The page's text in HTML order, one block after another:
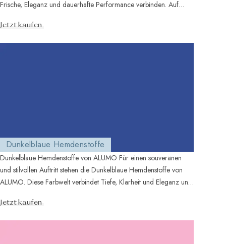
Frische, Eleganz und dauerhafte Performance verbinden. Auf
Jetzt kaufen
Dunkelblaue Hemdenstoffe
Dunkelblaue Hemdenstoffe von ALUMO Für einen souveränen
und stilvollen Auftritt stehen die Dunkelblaue Hemdenstoffe von
ALUMO. Diese Farbwelt verbindet Tiefe, Klarheit und Eleganz und
Jetzt kaufen